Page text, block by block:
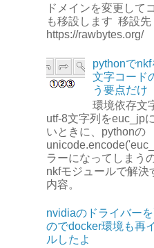
ドメインを変更して
も移設します 移設先
https://rawbytes.org/
pythonでnkf
文字コード
う要点だけ
環境依存文
utf-8文字列をeuc_jp
いときに、pythonの
ラーになってしまう
nkfモジュールで解決
内容。
nvidiaのドライバー
のでdocker環境も再
ルしたよ